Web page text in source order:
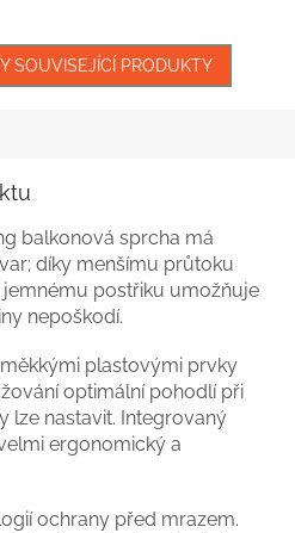
SOUVISEJÍCÍ PRODUKTY
balkonová sprcha má
díky menšímu průtoku
postřiku umožňuje
nepoškodí.
plastovými prvky
optimální pohodlí při
lze nastavit. Integrovaný
ergonomický a
ochrany před mrazem.